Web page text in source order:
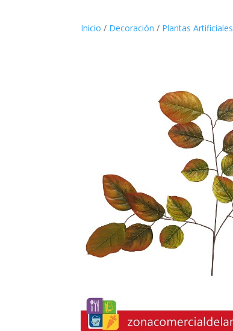
Inicio / Decoración / Plantas Artificiales